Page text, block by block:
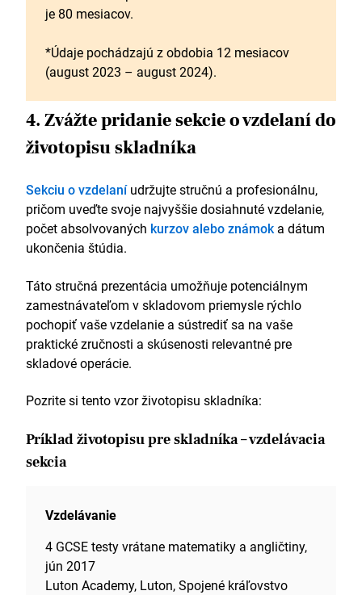
je 80 mesiacov.
*Údaje pochádzajú z obdobia 12 mesiacov
(august 2023 – august 2024).
4. Zvážte pridanie sekcie o vzdelaní do
životopisu skladníka
Sekciu o vzdelaníudržujte stručnú a profesionálnu,
pričom uveďte svoje najvyššie dosiahnuté vzdelanie,
počet absolvovaných kurzov alebo známoka dátum
ukončenia štúdia.
Táto stručná prezentácia umožňuje potenciálnym
zamestnávateľom v skladovom priemysle rýchlo
pochopiť vaše vzdelanie a sústrediť sa na vaše
praktické zručnosti a skúsenosti relevantné pre
skladové operácie.
Pozrite si tento vzor životopisu skladníka:
Príklad životopisu pre skladníka – vzdelávacia
sekcia
Vzdelávanie
4 GCSE testy vrátane matematiky a angličtiny,
jún 2017
Luton Academy, Luton, Spojené kráľovstvo